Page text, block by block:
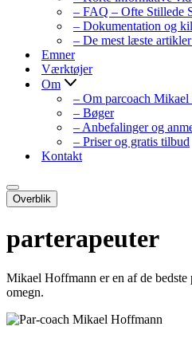
– FAQ – Ofte Stillede
– Dokumentation og
– De mest læste
Emner
Værktøjer
Om
– Om parcoach
– Bøger
– Anbefalinger og
– Priser og gratis tilbud
Kontakt
Navigation
menu
Overblik
Navigation
parterapeuter
Mikael Hoffmann er en af de
omegn.